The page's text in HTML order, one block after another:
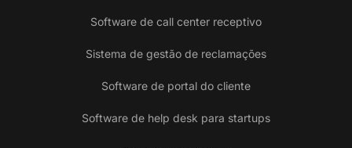
Software de call center receptivo
Sistema de gestão de reclamações
Software de portal do cliente
Software de help desk para startups